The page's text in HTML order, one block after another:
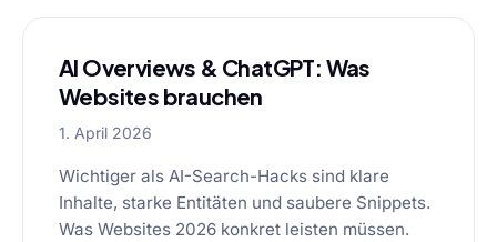
AI Overviews & ChatGPT: Was
Websites brauchen
1. April 2026
Wichtiger als AI-Search-Hacks sind klare
Inhalte, starke Entitäten und saubere Snippets.
Was Websites 2026 konkret leisten müssen.